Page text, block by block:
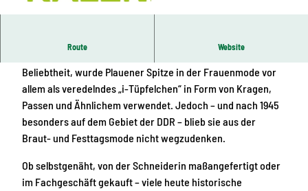
|CC-BY-ND
Route Website
Beliebtheit, wurde Plauener Spitze in der Frauenmode vor
allem als veredelndes „i-Tüpfelchen“ in Form von Kragen,
Passen und Ähnlichem verwendet. Jedoch – und nach 1945
besonders auf dem Gebiet der DDR – blieb sie aus der
Braut- und Festtagsmode nicht wegzudenken.
Ob selbstgenäht, von der Schneiderin maßangefertigt oder
im Fachgeschäft gekauft – viele heute historische